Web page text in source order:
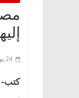
24 يونيو، 2020